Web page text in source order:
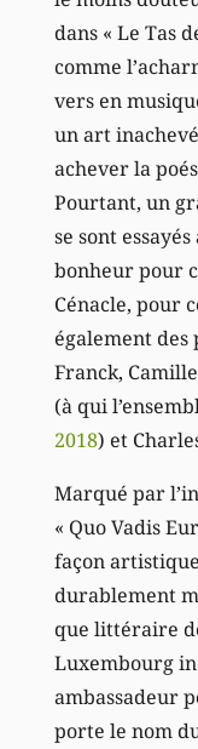
dans « Le Tas
comme
vers en
un art
achever la
Pourtant, un
se sont
bonheur pour
Cénacle, pour
également des
Franck,
(à qui
2018) et
Marqué par
« Quo Vadis
façon
durablement
que littéraire
Luxembourg
ambassadeur
porte le nom